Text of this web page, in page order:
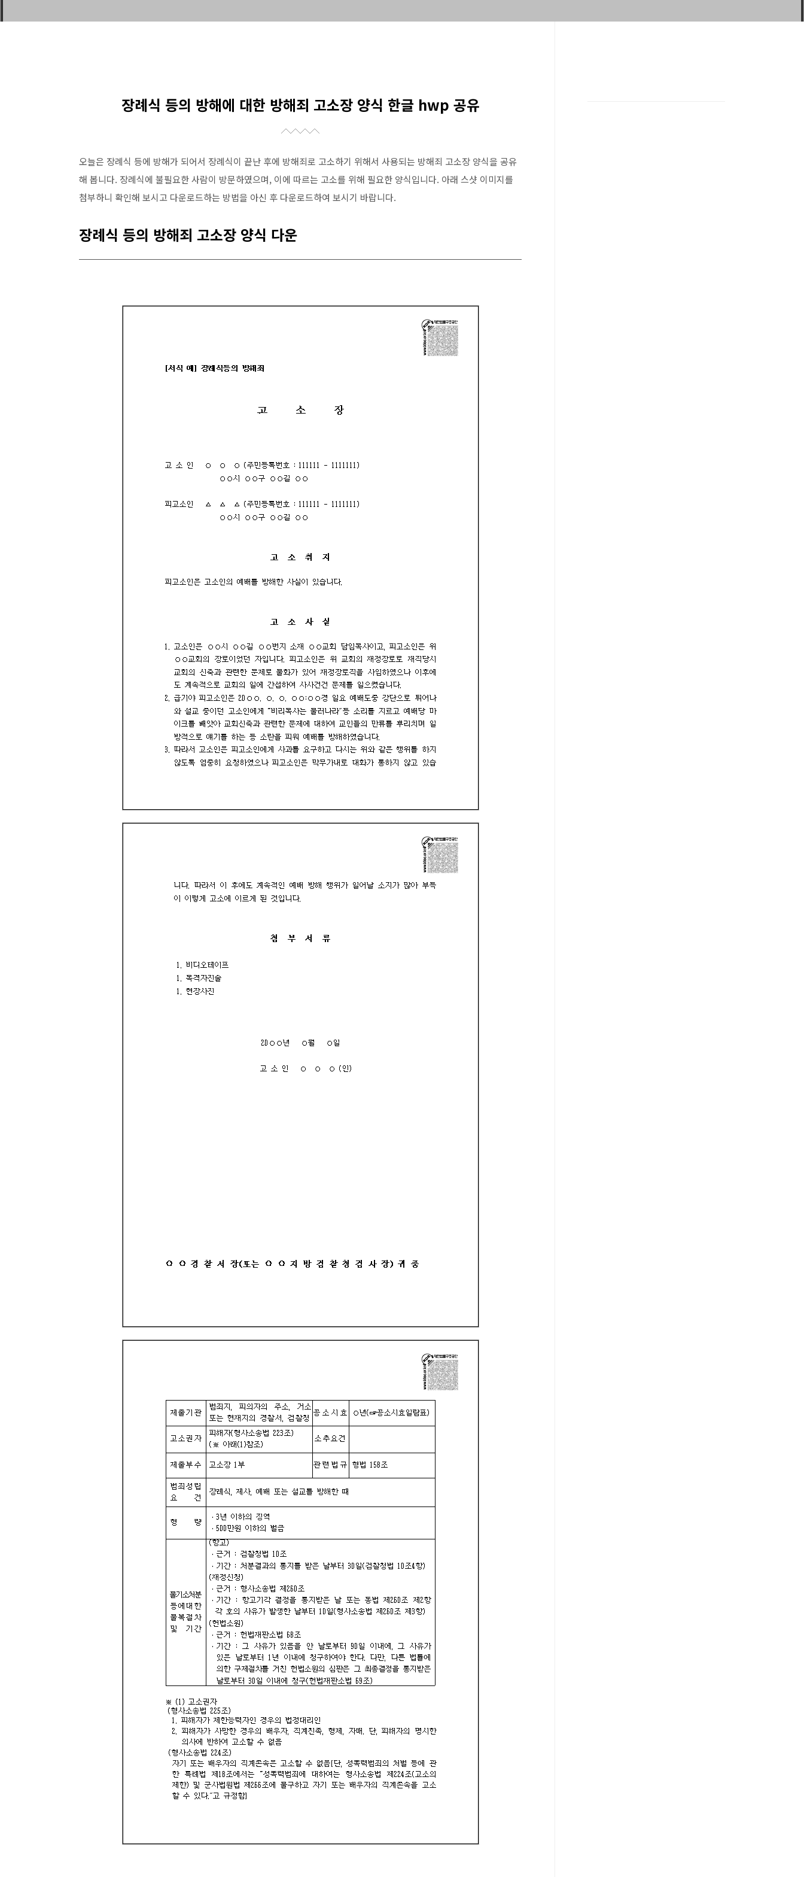
장례식 등의 방해에 대한 방해죄 고소장 양식 한글 hwp 공유
오늘은 장례식 등에 방해가 되어서 장례식이 끝난 후에 방해죄로 고소하기 위해서 사용되는 방해죄 고소장 양식을 공유
해 봅니다. 장례식에 불필요한 사람이 방문하였으며, 이에 따르는 고소를 위해 필요한 양식입니다. 아래 스샷 이미지를
첨부하니 확인해 보시고 다운로드하는 방법을 아신 후 다운로드하여 보시기 바랍니다.
장례식 등의 방해죄 고소장 양식 다운